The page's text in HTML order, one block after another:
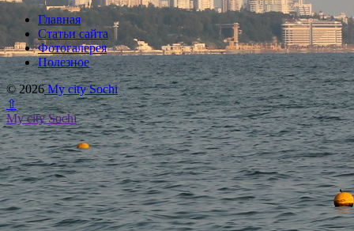
Главная
Статьи сайта
Фотогалерея
Полезное
© 2026My city Sochi
⇧
My city Sochi